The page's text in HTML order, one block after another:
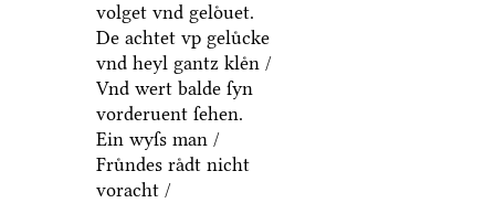
volget vnd geloͤuet.
De achtet vp geluͤcke
vnd heyl gantz kleͤn /
Vnd wert balde ſyn
vorderuent ſehen.
Ein wyſs man /
Fruͤndes raͤdt nicht
voracht /